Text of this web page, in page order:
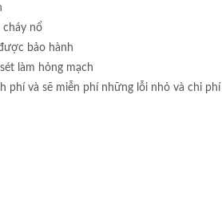
nổ
bảo hành
làm hỏng mạch
và sẽ miễn phí những lỗi nhỏ và chi